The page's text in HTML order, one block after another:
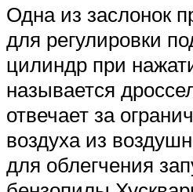
Одна из заслонок
для регулировки
цилиндр при
называется
отвечает за
воздуха из
для облегчения